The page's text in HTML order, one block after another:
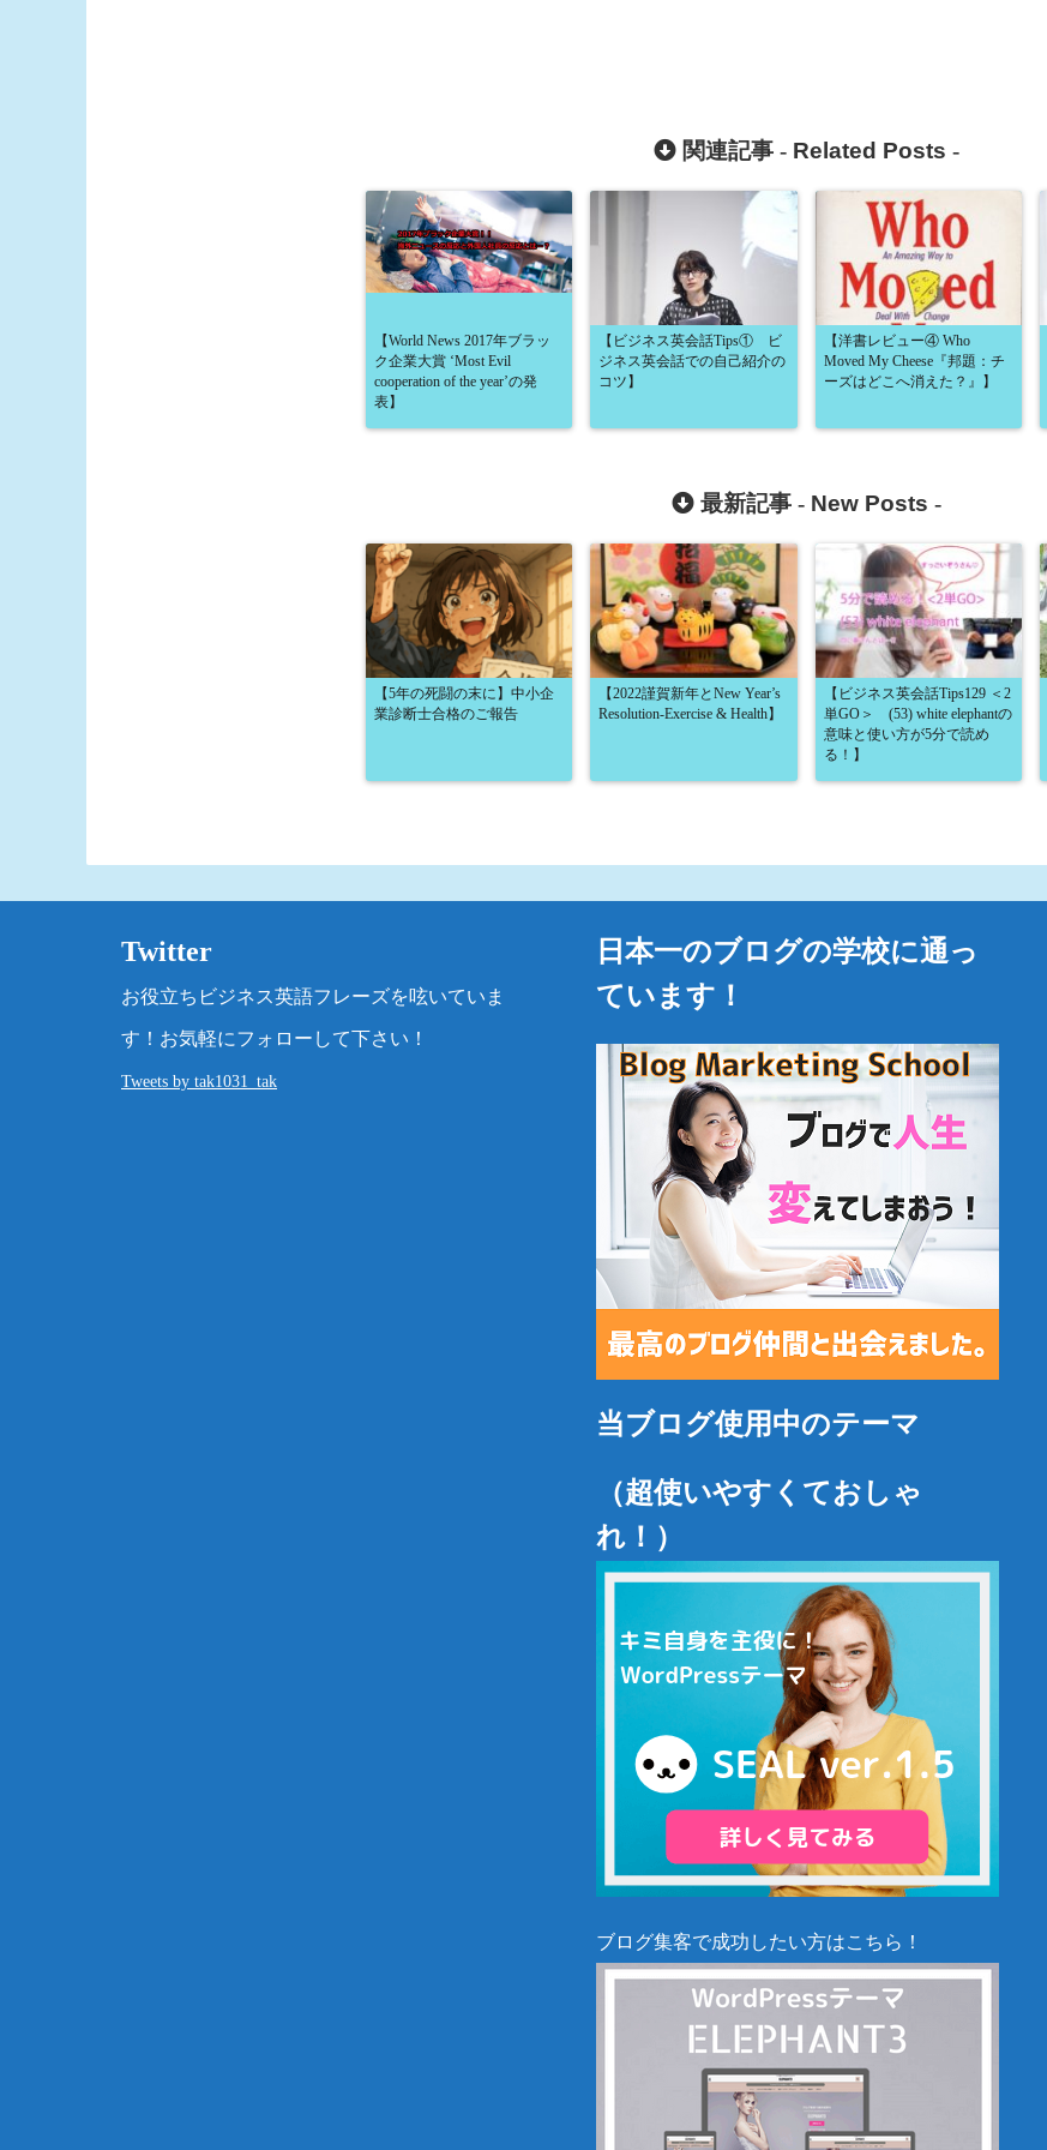
関連記事 - Related Posts -
【World News 2017年ブラッ
ク企業大賞 ‘Most Evil
cooperation of the year’の発
表】
【ビジネス英会話Tips① ビ
ジネス英会話での自己紹介の
コツ】
【洋書レビュー④ Who
Moved My Cheese『邦題：チ
ーズはどこへ消えた？』】
最新記事 - New Posts -
【5年の死闘の末に】中小企
業診断士合格のご報告
【2022謹賀新年とNew Year’s
Resolution-Exercise & Health】
【ビジネス英会話Tips129 ＜2
単GO＞ (53) white elephantの
意味と使い方が5分で読め
る！】
Twitter
お役立ちビジネス英語フレーズを呟いていま
す！お気軽にフォローして下さい！
Tweets by tak1031_tak
日本一のブログの学校に通っ
ています！
当ブログ使用中のテーマ
（超使いやすくておしゃ
れ！）
ブログ集客で成功したい方はこちら！